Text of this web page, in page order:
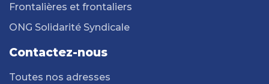
Frontalières et frontaliers
ONG Solidarité Syndicale
Contactez-nous
Toutes nos adresses